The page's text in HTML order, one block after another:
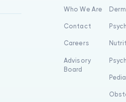
Who We Are
Contact
Careers
Advisory
Board